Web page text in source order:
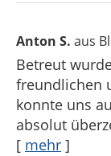
Anton S. aus
Betreut
freundlichen
konnte uns
absolut
[ mehr ]